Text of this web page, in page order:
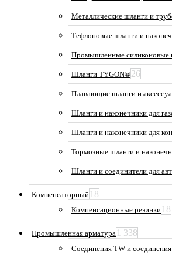
Металлические шланги и
Тефлоновые шланги и
Промышленные силиконовые
Шланги TYGON®26
Плавающие шланги и
Шланги и наконечники для
Шланги и наконечники для
Тормозные шланги и
Шланги и соединители для
Компенсаторный 18
Компенсационные резинки 18
Промышленная арматура 1 338
Соединения TW и